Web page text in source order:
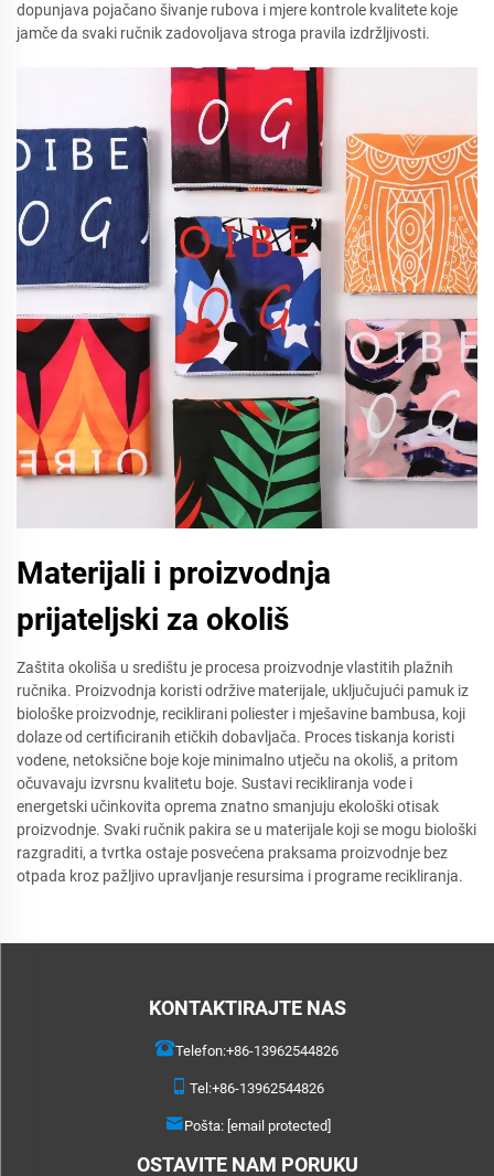
dopunjava pojačano šivanje rubova i mjere kontrole kvalitete koje
jamče da svaki ručnik zadovoljava stroga pravila izdržljivosti.
Materijali i proizvodnja
prijateljski za okoliš
Zaštita okoliša u središtu je procesa proizvodnje vlastitih plažnih
ručnika. Proizvodnja koristi održive materijale, uključujući pamuk iz
biološke proizvodnje, reciklirani poliester i mješavine bambusa, koji
dolaze od certificiranih etičkih dobavljača. Proces tiskanja koristi
vodene, netoksične boje koje minimalno utječu na okoliš, a pritom
očuvavaju izvrsnu kvalitetu boje. Sustavi recikliranja vode i
energetski učinkovita oprema znatno smanjuju ekološki otisak
proizvodnje. Svaki ručnik pakira se u materijale koji se mogu biološki
razgraditi, a tvrtka ostaje posvećena praksama proizvodnje bez
otpada kroz pažljivo upravljanje resursima i programe recikliranja.
KONTAKTIRAJTE NAS
Telefon:+86-13962544826
Tel:+86-13962544826
Pošta: [email protected]
OSTAVITE NAM PORUKU